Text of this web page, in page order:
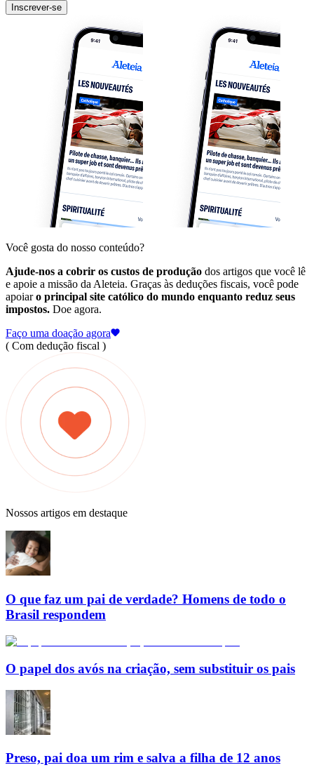
Inscrever-se
Você gosta do nosso conteúdo?
Ajude-nos a cobrir os custos de produção dos artigos que você lê
e apoie a missão da Aleteia. Graças às deduções fiscais, você pode
apoiaro principal site católico do mundo enquanto reduz seus
impostos. Doe agora.
Faço uma doação agora
( Com dedução fiscal )
Nossos artigos em destaque
O que faz um pai de verdade? Homens de todo o
Brasil respondem
O papel dos avós na criação, sem substituir os pais
Preso, pai doa um rim e salva a filha de 12 anos